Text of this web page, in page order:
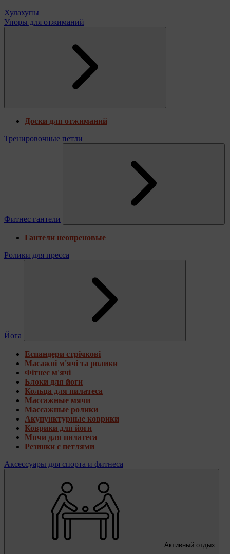
Хулахупы
Упоры для отжиманий
Доски для отжиманий
Тренировочные петли
Фитнес гантели
Гантели неопреновые
Ролики для пресса
Йога
Еспандери стрічкові
Масажні м'ячі та ролики
Фітнес м'ячі
Блоки для йоги
Кольца для пилатеса
Массажные мячи
Массажные ролики
Акупунктурные коврики
Коврики для йоги
Мячи для пилатеса
Резинки с петлями
Аксессуары для спорта и фитнеса
Активный отдых